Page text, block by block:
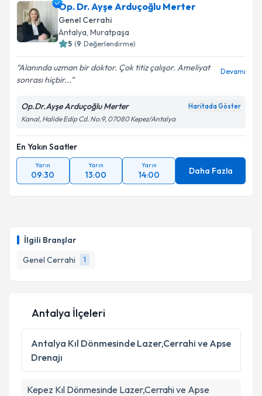
İlgili Branşlar
Genel Cerrahi
1
Op. Dr. Ayşe Arduçoğlu Merter
Genel Cerrahi
Antalya, Muratpaşa
5 (9 Değerlendirme)
Alanında uzman bir doktor. Çok titiz çalışor. Ameliyat
sonrası hiçbir...
Devamı
Op.Dr.Ayşe Arduçoğlu Merter Haritada Göster
Kanal, Halide Edip Cd. No:9, 07080 Kepez/Antalya
En Yakın Saatler
Yarın
09:30
Yarın
13:00
Yarın
14:00 Daha Fazla
Antalya İlçeleri
Antalya Kıl Dönmesinde Lazer,Cerrahi ve Apse
Drenajı
Kepez Kıl Dönmesinde Lazer,Cerrahi ve Apse